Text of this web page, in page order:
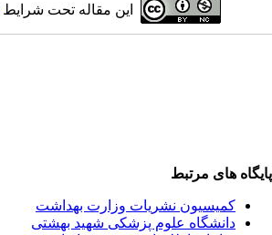
این مقاله تحت شرایط
پایگاه های مرتبط
کمیسیون نشریات وزارت بهداشت
دانشگاه علوم پزشکی شهید بهشتی